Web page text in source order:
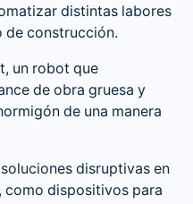
distintas labores
de construcción.
un robot que
de obra gruesa y
de una manera
disruptivas en
como dispositivos para